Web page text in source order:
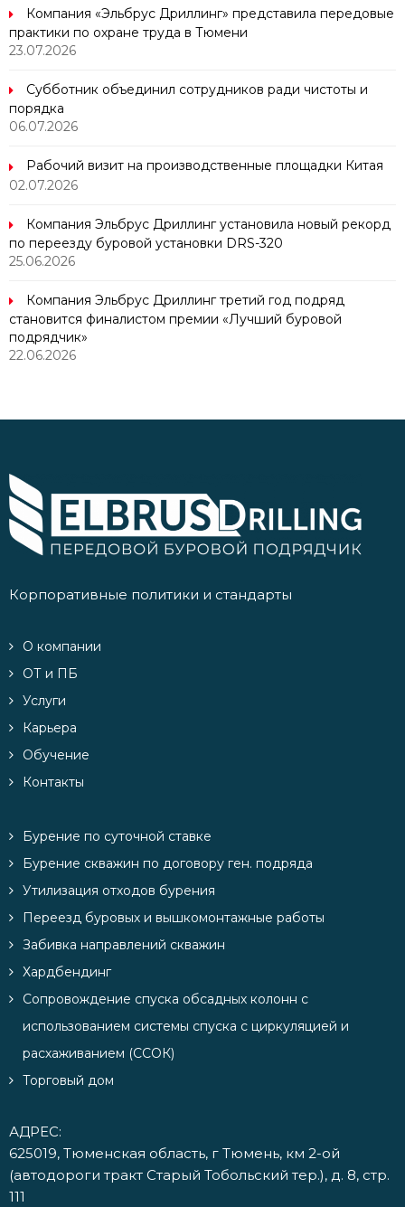
Компания «Эльбрус Дриллинг» представила передовые
практики по охране труда в Тюмени
23.07.2026
Субботник объединил сотрудников ради чистоты и
порядка
06.07.2026
Рабочий визит на производственные площадки Китая
02.07.2026
Компания Эльбрус Дриллинг установила новый рекорд
по переезду буровой установки DRS-320
25.06.2026
Компания Эльбрус Дриллинг третий год подряд
становится финалистом премии «Лучший буровой
подрядчик»
22.06.2026
Корпоративные политики и стандарты
О компании
ОТ и ПБ
Услуги
Карьера
Обучение
Контакты
Бурение по суточной ставке
Бурение скважин по договору ген. подряда
Утилизация отходов бурения
Переезд буровых и вышкомонтажные работы
Забивка направлений скважин
Хардбендинг
Сопровождение спуска обсадных колонн с
использованием системы спуска с циркуляцией и
расхаживанием (ССОК)
Торговый дом
АДРЕС:
625019, Тюменская область, г Тюмень, км 2-ой
(автодороги тракт Старый Тобольский тер.), д. 8, стр.
111